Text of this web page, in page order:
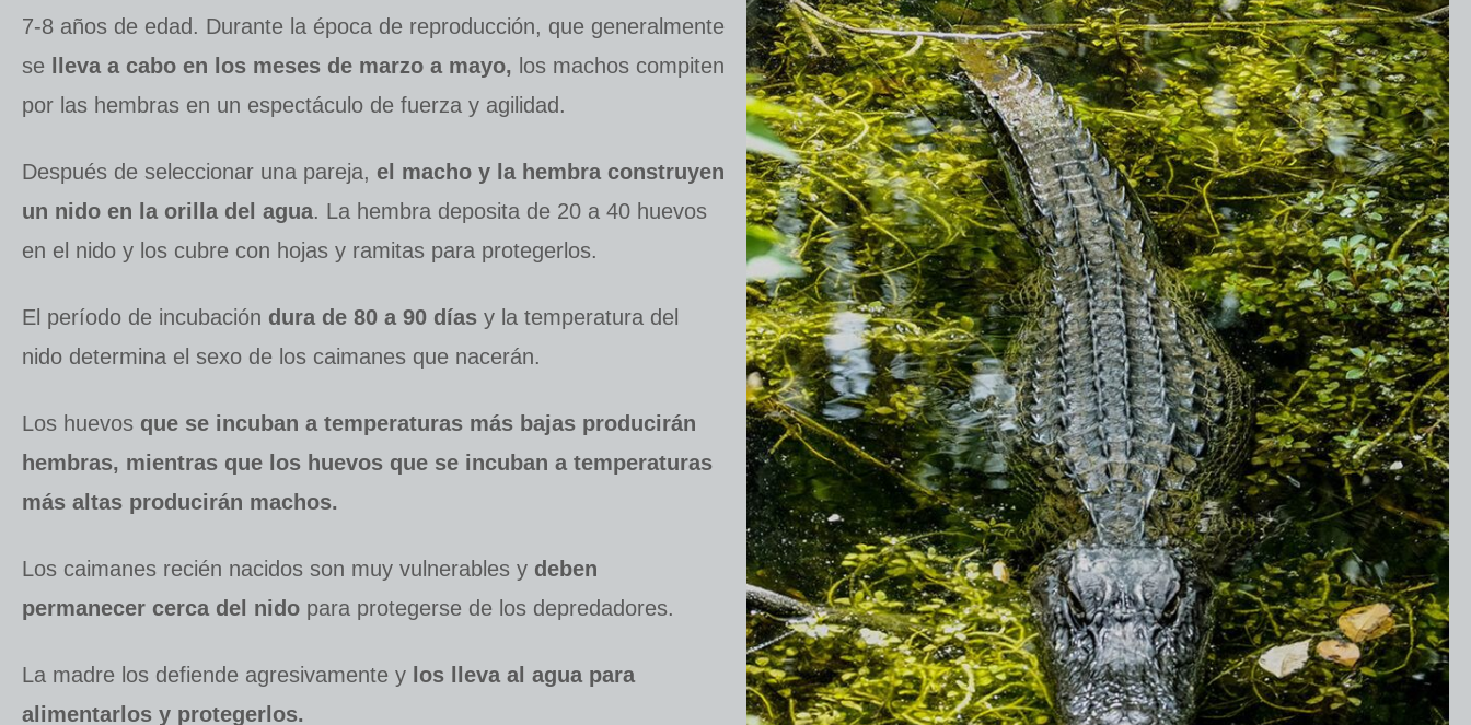
7-8 años de edad. Durante la época de reproducción, que generalmente
se
lleva a cabo en los meses de marzo a mayo, los machos compiten
por las hembras en un espectáculo de fuerza y ​​agilidad.
Después de seleccionar una pareja, el macho y la hembra construyen
un nido en la orilla del agua. La hembra deposita de 20 a 40 huevos
en el nido y los cubre con hojas y ramitas para protegerlos.
El período de incubación dura de 80 a 90 días y la temperatura del
nido determina el sexo de los caimanes que nacerán.
Los huevos que se incuban a temperaturas más bajas producirán
hembras, mientras que los huevos que se incuban a temperaturas
más altas producirán machos.
Los caimanes recién nacidos son muy vulnerables y deben
permanecer cerca del nido para protegerse de los depredadores.
La madre los defiende agresivamente y los lleva al agua para
alimentarlos y protegerlos.